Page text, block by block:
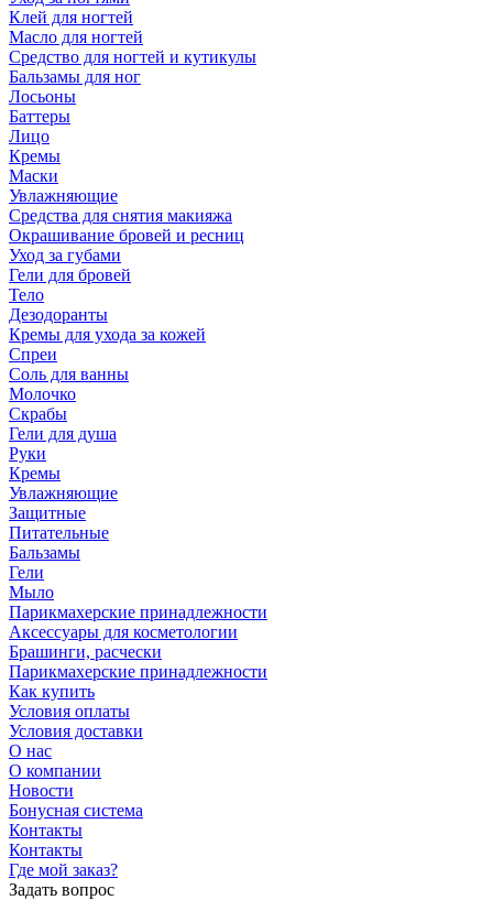
Клей для ногтей
Масло для ногтей
Средство для ногтей и кутикулы
Бальзамы для ног
Лосьоны
Баттеры
Лицо
Кремы
Маски
Увлажняющие
Средства для снятия макияжа
Окрашивание бровей и ресниц
Уход за губами
Гели для бровей
Тело
Дезодоранты
Кремы для ухода за кожей
Спреи
Соль для ванны
Молочко
Скрабы
Гели для душа
Руки
Кремы
Увлажняющие
Защитные
Питательные
Бальзамы
Гели
Мыло
Парикмахерские принадлежности
Аксессуары для косметологии
Брашинги, расчески
Парикмахерские принадлежности
Как купить
Условия оплаты
Условия доставки
О нас
О компании
Новости
Бонусная система
Контакты
Контакты
Где мой заказ?
Задать вопрос